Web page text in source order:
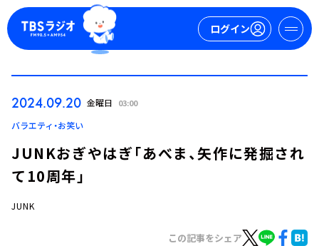
ログイン
ログイン
2024.09.20 金曜日 03:00
バラエティ・お笑い
JUNKおぎやはぎ「あべま、矢作に発掘され
て10周年」
JUNK
この記事をシェア